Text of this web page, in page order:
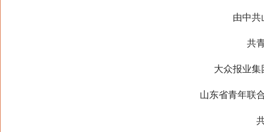
由中共
共
大众报业
山东省青年联